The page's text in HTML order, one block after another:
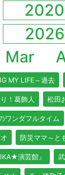
2020
2026
Mar
MY LIFE～過去
！葛飾人 松田
ワンダフルタイム
防災ママ～と
演芸館』